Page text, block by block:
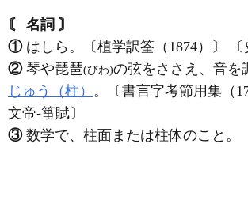
〘 名詞 〙
①はしら。〔植学訳筌（1874）〕 〔
②琴や琵琶(びわ)の弦をささえ、音
じゅう（柱） 。〔書言字考節用集（
文帝‐箏賦〕
③数学で、柱面または柱体のこと。